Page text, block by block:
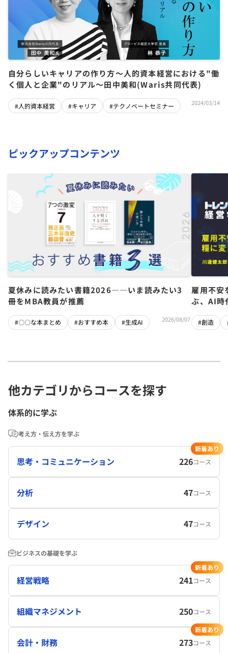
自分らしいキャリアの作り方～人的資本経営における"働
く個人と企業"のリアル～田中美和(Waris共同代表)
#人的資本経営 #キャリア #テクノベートセミナー 2024/03/14
ピックアップコンテンツ
夏休みに読みたい書籍2026――いま読みたい3
冊をMBA教員が推薦
#〇〇な本まとめ #おすすめ本 #生成AI 2026/08/07
雇用不
ぶ、AI時
#創造
他カテゴリからコースを探す
体系的に学ぶ
考え方・伝え方を学ぶ
思考・コミュニケーション 226コース
新着あり
分析 47コース
デザイン 47コース
ビジネスの基礎を学ぶ
経営戦略 241コース
新着あり
組織マネジメント 250コース
会計・財務 273コース
新着あり